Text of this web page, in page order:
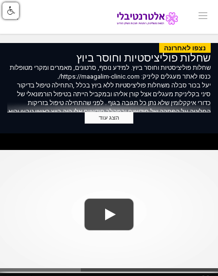
נצפו לאחרונה
שחלות פוליציסטיות וחוסר ביוץ
שחלות פוליציסטיות וחוסר ביוץ. למידע נוסף, סרטונים, מאמרים ומקרי מטופלות
כנסו לאתר מעגלים קליניק: https://maagalim-clinic.com/.
יעל בכור סבלה משחלות פוליציסטיות ללא ביוץ בכלל ,התחילה טיפול בדיקור
סיני בקליניקת מעגלים אצל קורן אליהו ובמקביל הייתה בטיפול הורמונאלי של
כדורי איקקלומין שלא נתן כל תגובה בגוף . לפני שהתחילה טיפול בזריקות
החליטה על הפסקה של חודשיים ובמהלך חודשיים אלו היה ביוץ ראשון טבעי והיא
הצג עוד
Play Mute Fullscreen